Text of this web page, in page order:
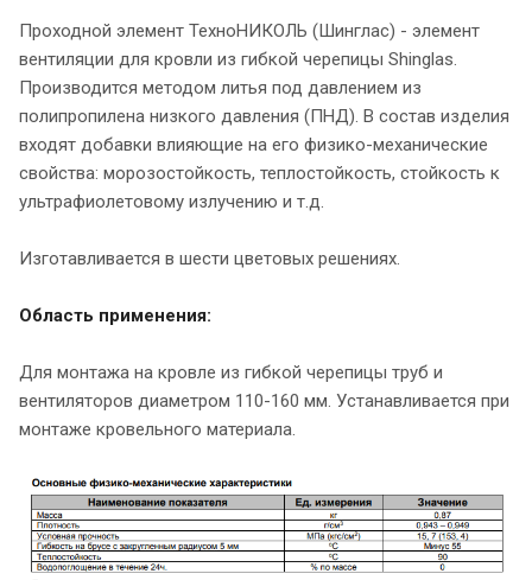
Проходной элемент ТехноНИКОЛЬ (Шинглас) - элемент
вентиляции для кровли из гибкой черепицы Shinglas.
Производится методом литья под давлением из
полипропилена низкого давления (ПНД). В состав изделия
входят добавки влияющие на его физико-механические
свойства: морозостойкость, теплостойкость, стойкость к
ультрафиолетовому излучению и т.д.
Изготавливается в шести цветовых решениях.
Область применения:
Для монтажа на кровле из гибкой черепицы труб и
вентиляторов диаметром 110-160 мм. Устанавливается при
монтаже кровельного материала.